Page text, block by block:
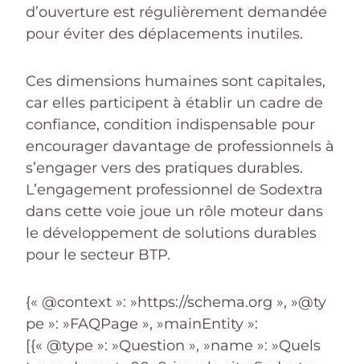
d’ouverture est régulièrement demandée
pour éviter des déplacements inutiles.
Ces dimensions humaines sont capitales,
car elles participent à établir un cadre de
confiance, condition indispensable pour
encourager davantage de professionnels à
s’engager vers des pratiques durables.
L’engagement professionnel de Sodextra
dans cette voie joue un rôle moteur dans
le développement de solutions durables
pour le secteur BTP.
{« @context »: »https://schema.org », »@ty
pe »: »FAQPage », »mainEntity »:
[{« @type »: »Question », »name »: »Quels